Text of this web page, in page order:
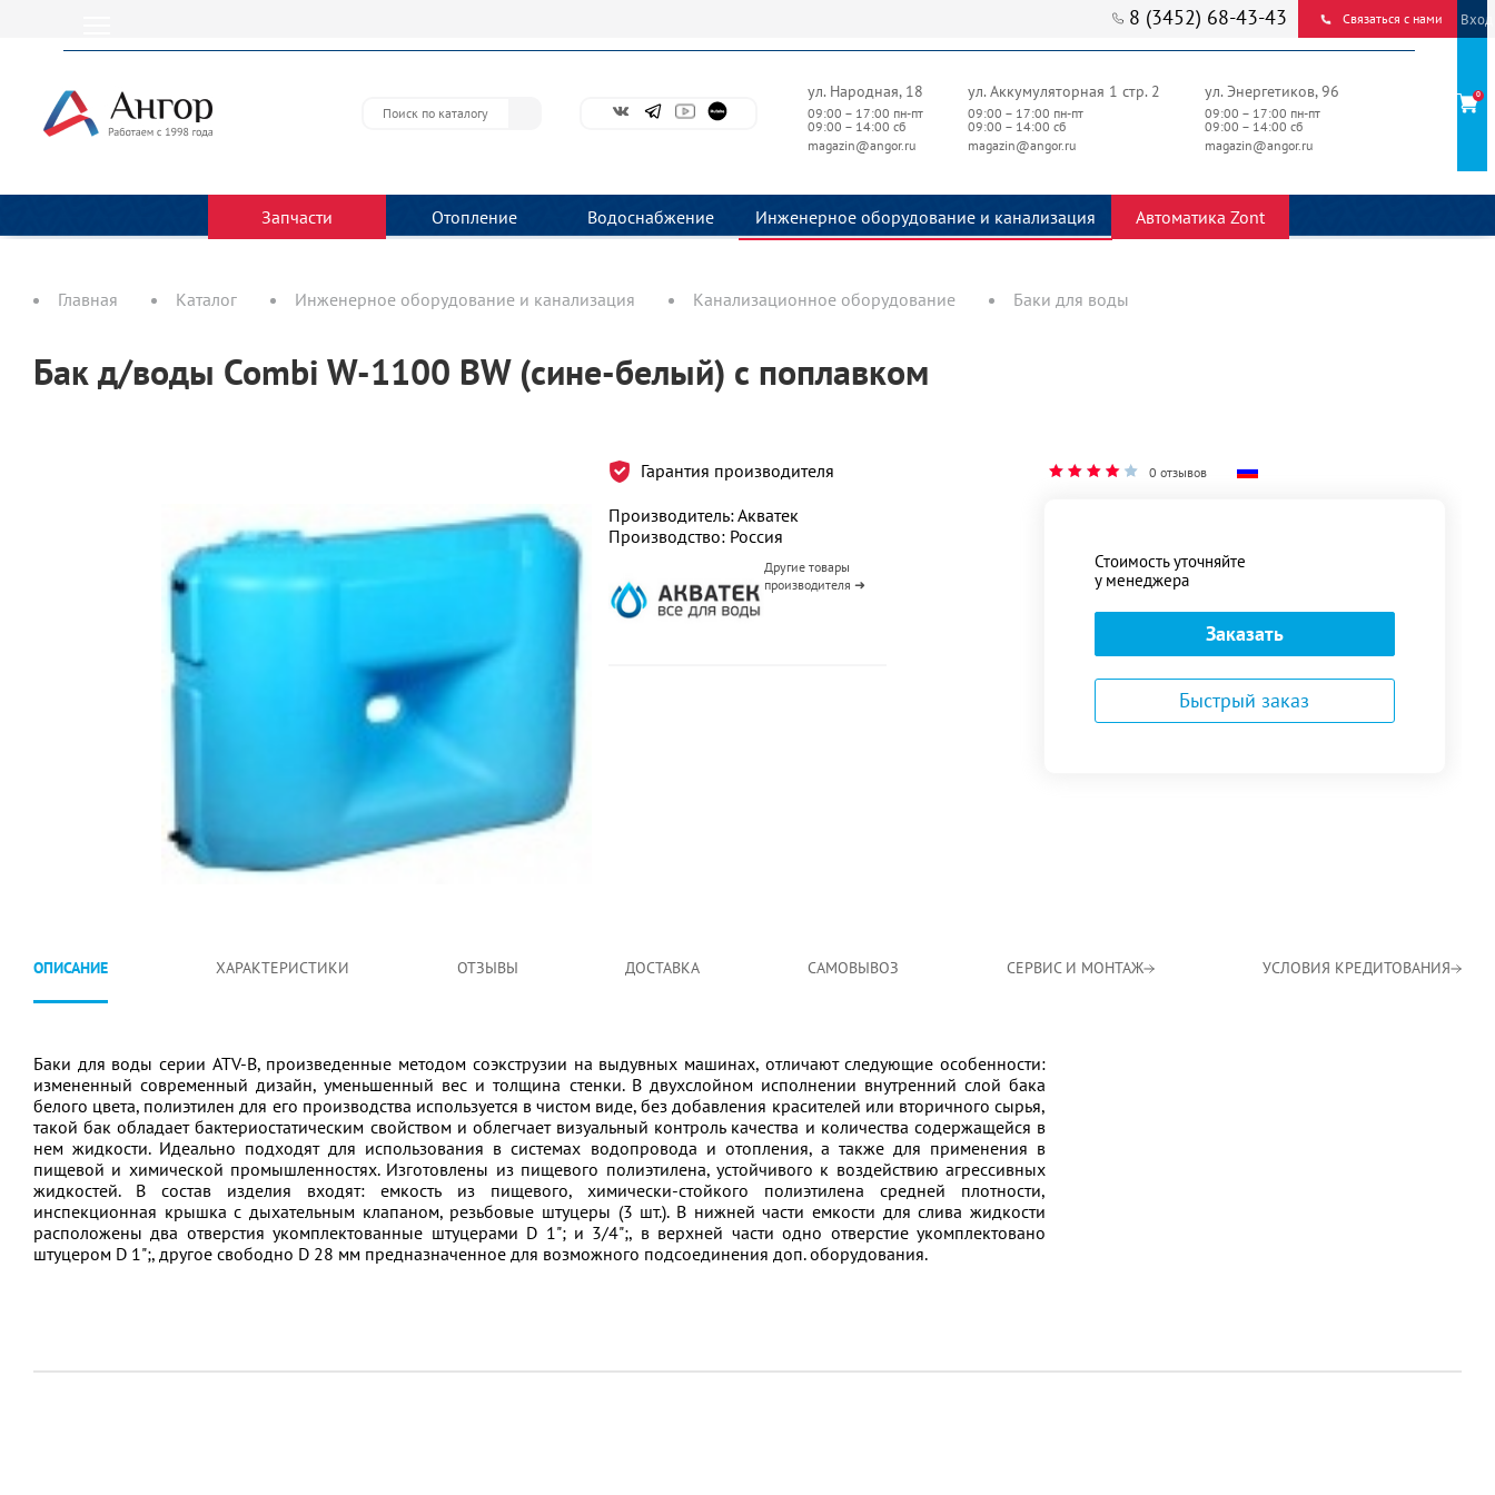
8 (3452) 68-43-43 Связаться с нами
ул. Народная, 18
09:00 – 17:00 пн-пт
09:00 – 14:00 сб
magazin@angor.ru
ул. Аккумуляторная 1 стр. 2
09:00 – 17:00 пн-пт
09:00 – 14:00 сб
magazin@angor.ru
ул. Энергетиков, 96
09:00 – 17:00 пн-пт
09:00 – 14:00 сб
magazin@angor.ru
Запчасти Отопление Водоснабжение Инженерное оборудование и канализация Автоматика Zont
Вход
0
Главная Каталог Инженерное оборудование и канализация Канализационное оборудование Баки для воды
Бак д/воды Combi W-1100 BW (сине-белый) с поплавком
Гарантия производителя
Производитель: Акватек
Производство: Россия
Другие товары
производителя ➜
0 отзывов
Стоимость уточняйте
у менеджера
Заказать
Быстрый заказ
ОПИСАНИЕ ХАРАКТЕРИСТИКИ ОТЗЫВЫ ДОСТАВКА САМОВЫВОЗ СЕРВИС И МОНТАЖ УСЛОВИЯ КРЕДИТОВАНИЯ
Баки для воды серии ATV-В, произведенные методом соэкструзии на выдувных машинах, отличают следующие особенности:
измененный современный дизайн, уменьшенный вес и толщина стенки. В двухслойном исполнении внутренний слой бака
белого цвета, полиэтилен для его производства используется в чистом виде, без добавления красителей или вторичного сырья,
такой бак обладает бактериостатическим свойством и облегчает визуальный контроль качества и количества содержащейся в
нем жидкости. Идеально подходят для использования в системах водопровода и отопления, а также для применения в
пищевой и химической промышленностях. Изготовлены из пищевого полиэтилена, устойчивого к воздействию агрессивных
жидкостей. В состав изделия входят: емкость из пищевого, химически-стойкого полиэтилена средней плотности,
инспекционная крышка с дыхательным клапаном, резьбовые штуцеры (3 шт.). В нижней части емкости для слива жидкости
расположены два отверстия укомплектованные штуцерами D 1"; и 3/4";, в верхней части одно отверстие укомплектовано
штуцером D 1";, другое свободно D 28 мм предназначенное для возможного подсоединения доп. оборудования.